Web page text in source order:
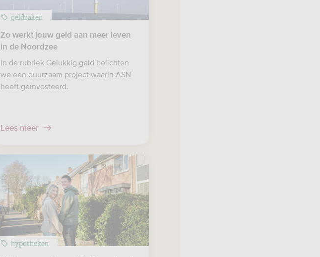
geldzaken
Zo werkt jouw geld aan meer leven
in de Noordzee
In de rubriek Gelukkig geld belichten
we een duurzaam project waarin ASN
heeft geïnvesteerd.
Lees meer
hypotheken